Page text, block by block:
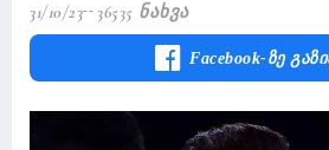
31/10/23 36535 Ნახვა
Facebook-Ზე